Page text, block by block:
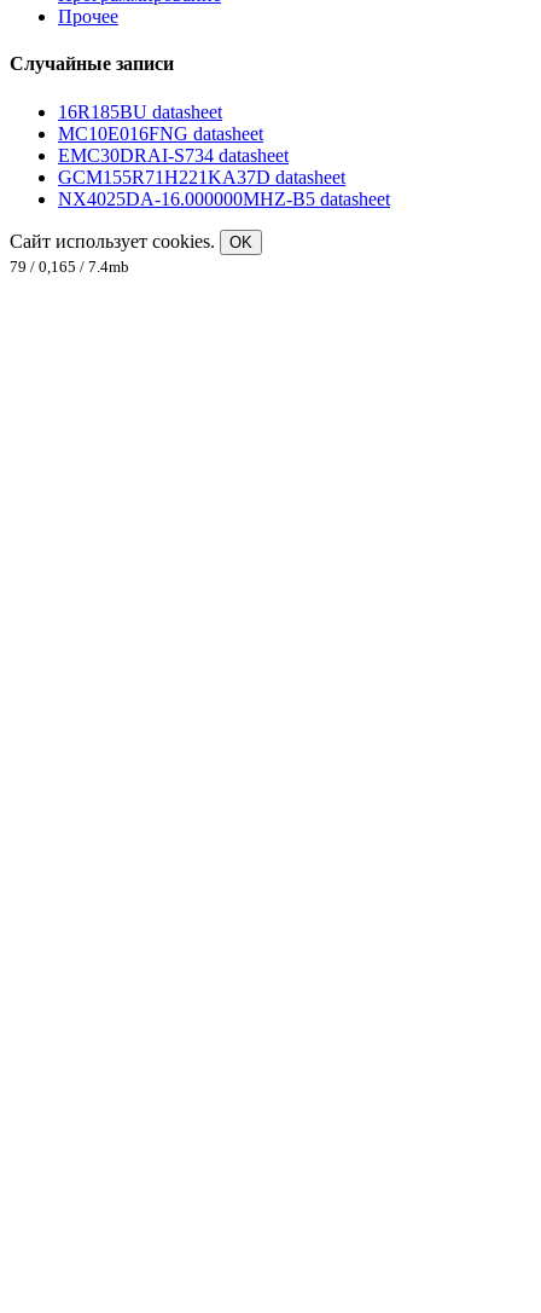
Прочее
Случайные записи
16R185BU datasheet
MC10E016FNG datasheet
EMC30DRAI-S734 datasheet
GCM155R71H221KA37D datasheet
NX4025DA-16.000000MHZ-B5 datasheet
Сайт использует cookies.
OK
79 / 0,165 / 7.4mb